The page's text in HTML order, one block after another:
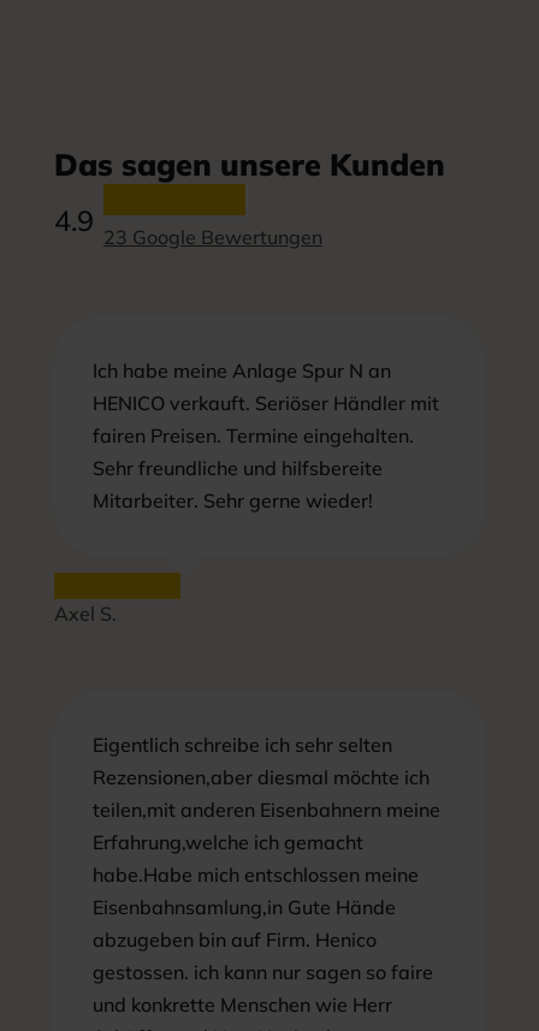
Das sagen unsere Kunden
4.9 23 Google Bewertungen
Ich habe meine Anlage Spur N an
HENICO verkauft. Seriöser Händler mit
fairen Preisen. Termine eingehalten.
Sehr freundliche und hilfsbereite
Mitarbeiter. Sehr gerne wieder!
Axel S.
Eigentlich schreibe ich sehr selten
Rezensionen,aber diesmal möchte ich
teilen,mit anderen Eisenbahnern meine
Erfahrung,welche ich gemacht
habe.Habe mich entschlossen meine
Eisenbahnsamlung,in Gute Hände
abzugeben bin auf Firm. Henico
gestossen. ich kann nur sagen so faire
und konkrette Menschen wie Herr